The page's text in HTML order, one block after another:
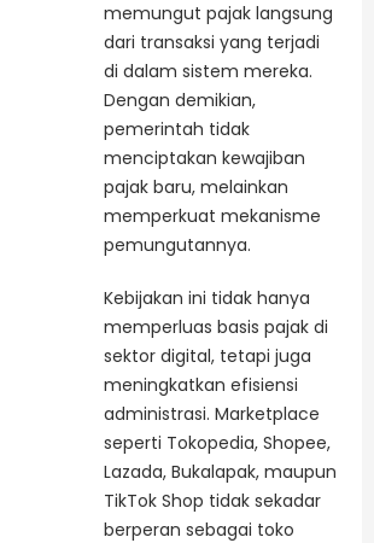
memungut pajak langsung
dari transaksi yang terjadi
di dalam sistem mereka.
Dengan demikian,
pemerintah tidak
menciptakan kewajiban
pajak baru, melainkan
memperkuat mekanisme
pemungutannya.
Kebijakan ini tidak hanya
memperluas basis pajak di
sektor digital, tetapi juga
meningkatkan efisiensi
administrasi. Marketplace
seperti Tokopedia, Shopee,
Lazada, Bukalapak, maupun
TikTok Shop tidak sekadar
berperan sebagai toko